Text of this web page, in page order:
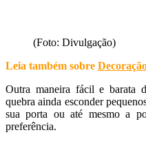
(Foto: Divulgação)
Leia também sobre
Outra maneira fácil e barata
quebra ainda esconder
sua porta ou até mesmo a
preferência.